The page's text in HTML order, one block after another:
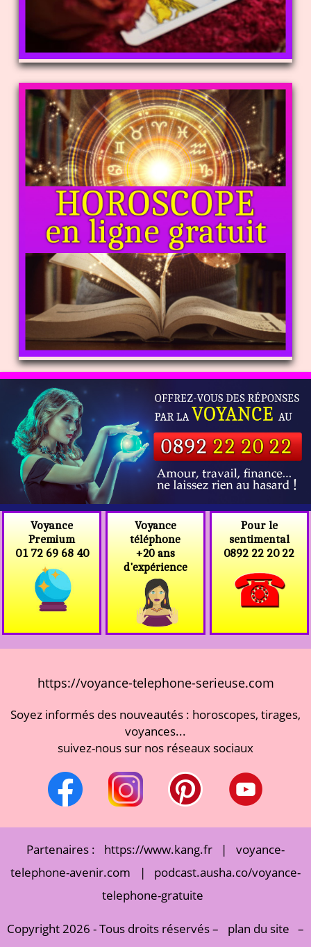
Voyance
Premium
01 72 69 68 40
Voyance
téléphone
+20 ans
d'expérience
Pour le
sentimental
0892 22 20 22
https://voyance-telephone-serieuse.com
Soyez informés des nouveautés : horoscopes, tirages,
voyances...
suivez-nous sur nos réseaux sociaux
Partenaires : https://www.kang.fr |
voyance-
telephone-avenir.com
|
podcast.ausha.co/voyance-
telephone-gratuite
Copyright 2026 - Tous droits réservés – plan du site –